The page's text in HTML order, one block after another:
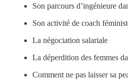
Son parcours d’ingénieure
Son activité de coach
La négociation salariale
La déperdition des femmes
Comment ne pas laisser sa